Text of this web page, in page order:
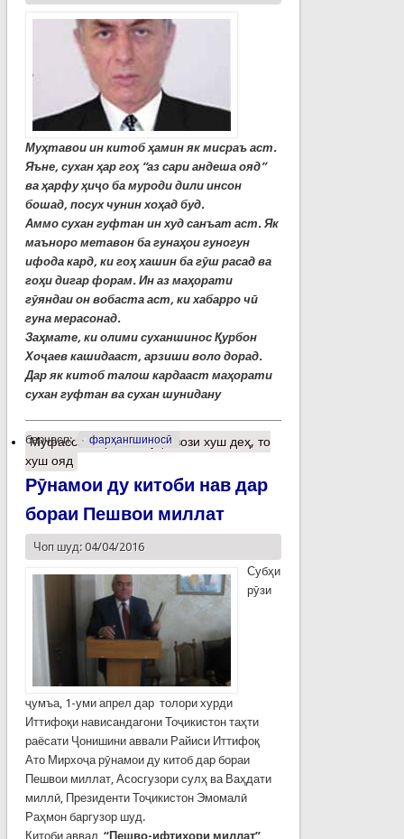
Муҳтавои ин китоб ҳамин як мисраъ аст.
Яъне, сухан ҳар гоҳ “аз сари андеша ояд”
ва ҳарфу ҳиҷо ба муроди дили инсон
бошад, посух чунин хоҳад буд.
Аммо сухан гуфтан ин худ санъат аст. Як
маъноро метавон ба гунаҳои гуногун
ифода кард, ки гоҳ хашин ба гӯш расад ва
гоҳи дигар форам. Ин аз маҳорати
гӯяндаи он вобаста аст, ки хабарро чӣ
гуна мерасонад.
Заҳмате, ки олими суханшинос Қурбон
Хоҷаев кашидааст, арзиши воло дорад.
Дар як китоб талош кардааст маҳорати
сухан гуфтан ва сухан шунидану
барчасп: фарҳангшиносӣ
Муфассалтаро Ба кўҳ овози хуш деҳ, то
хуш ояд
Рӯнамои ду китоби нав дар
бораи Пешвои миллат
Чоп шуд: 04/04/2016
Субҳи
рӯзи
ҷумъа, 1-уми апрел дар толори хурди
Иттифоқи нависандагони Тоҷикистон таҳти
раёсати Ҷонишини аввали Райиси Иттифоқ
Ато Мирхоҷа рӯнамои ду китоб дар бораи
Пешвои миллат, Асосгузори сулҳ ва Ваҳдати
миллӣ, Президенти Тоҷикистон Эмомалӣ
Раҳмон баргузор шуд.
Китоби аввал “Пешво-ифтихори миллат”